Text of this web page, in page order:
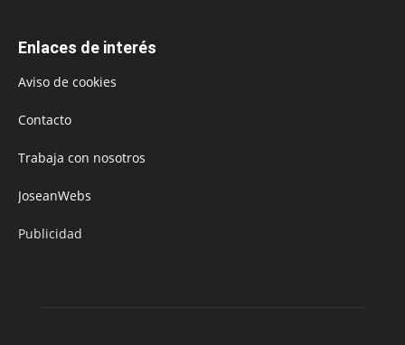
Enlaces de interés
Aviso de cookies
Contacto
Trabaja con nosotros
JoseanWebs
Publicidad